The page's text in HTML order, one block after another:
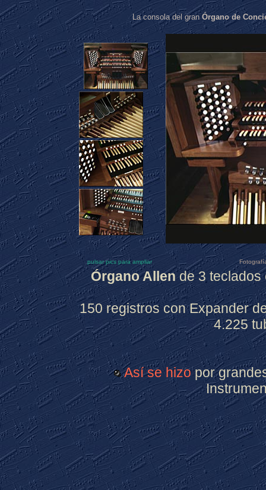
La consola del granÓrgano de
pulsar pics para ampliar
Órgano Allende 3 teclados
150 registros con Expander
4.225
Así se hizopor